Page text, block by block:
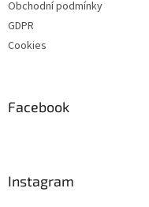
Obchodní podmínky
GDPR
Cookies
Facebook
Instagram